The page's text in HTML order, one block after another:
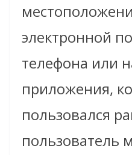
электронной
телефона или
приложения,
пользовался
пользователь